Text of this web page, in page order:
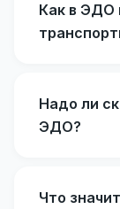
Как в ЭДО
Надо ли
ЭДО?
Что